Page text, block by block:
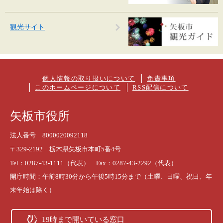
観光サイト
個人情報の取り扱いについて
免責事項
このホームページについて
RSS配信について
矢板市役所
法人番号 8000020092118
〒329-2192 栃木県矢板市本町5番4号
Tel：0287-43-1111（代表） Fax：0287-43-2292（代表）
開庁時間：午前8時30分から午後5時15分まで（土曜、日曜、祝日、年
末年始は除く）
19時まで開いている窓口